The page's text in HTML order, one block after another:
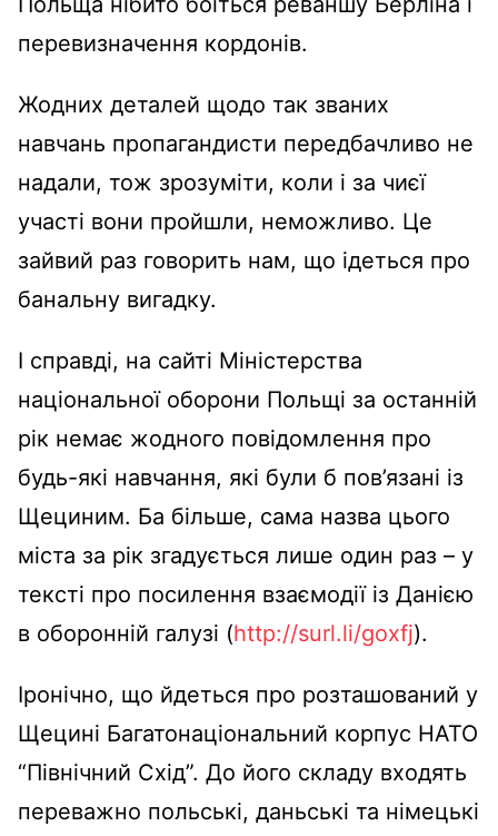
перевизначення кордонів.
Жодних деталей щодо так званих
навчань пропагандисти передбачливо не
надали, тож зрозуміти, коли і за чиєї
участі вони пройшли, неможливо. Це
зайвий раз говорить нам, що ідеться про
банальну вигадку.
І справді, на сайті Міністерства
національної оборони Польщі за останній
рік немає жодного повідомлення про
будь-які навчання, які були б пов’язані із
Щециним. Ба більше, сама назва цього
міста за рік згадується лише один раз – у
тексті про посилення взаємодії із Данією
в оборонній галузі (http://surl.li/goxfj).
Іронічно, що йдеться про розташований у
Щецині Багатонаціональний корпус НАТО
“Північний Схід”. До його складу входять
переважно польські, даньські та німецькі